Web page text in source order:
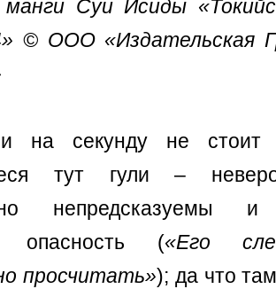
манги Суи Исиды
© ООО «Издательская
на секунду не стоит
тут гули –
непредсказуемы и
опасность («Его
просчитать»); да что